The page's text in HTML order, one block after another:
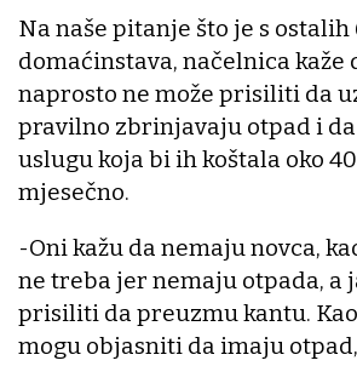
Na naše pitanje što je s ostalih
domaćinstava, načelnica kaže
naprosto ne može prisiliti da
pravilno zbrinjavaju otpad i
uslugu koja bi ih koštala oko
mjesečno.
-Oni kažu da nemaju novca,
ne treba jer nemaju otpada, a
prisiliti da preuzmu kantu.
mogu objasniti da imaju